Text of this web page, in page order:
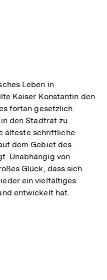
Leben in
Kaiser Konstantin den
fortan gesetzlich
den Stadtrat zu
älteste schriftliche
dem Gebiet des
Unabhängig von
Glück, dass sich
ein vielfältiges
entwickelt hat.